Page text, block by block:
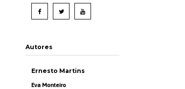
Autores
Ernesto Martins
Eva Monteiro